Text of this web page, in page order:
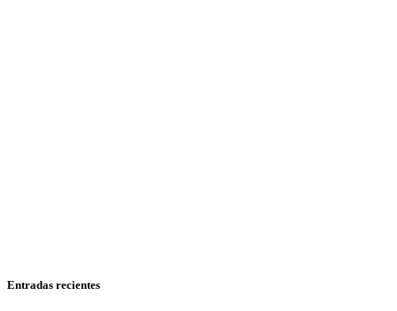
Entradas recientes